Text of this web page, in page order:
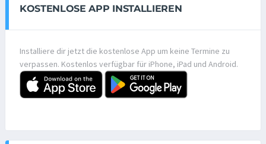
KOSTENLOSE APP INSTALLIEREN
Installiere dir jetzt die kostenlose App um keine Termine zu
verpassen. Kostenlos verfügbar für iPhone, iPad und Android.